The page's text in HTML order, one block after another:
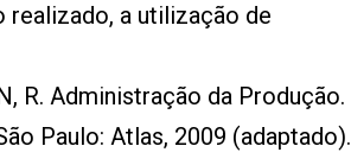
a utilização de
R. Administração da Produção.
Paulo: Atlas, 2009 (adaptado).